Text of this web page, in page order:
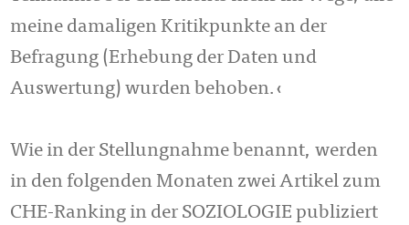
meine damaligen Kritikpunkte an der
Befragung (Erhebung der Daten und
Auswertung) wurden behoben.‹
Wie in der Stellungnahme benannt, werden
in den folgenden Monaten zwei Artikel zum
CHE-Ranking in der SOZIOLOGIE publiziert